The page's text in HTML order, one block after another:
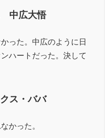
中広大悟
った。中広のように日
ハートだった。決して
ス・ババ
かった。